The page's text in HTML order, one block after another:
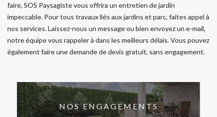
faire, SOS Paysagiste vous offrira un entretien de jardin
impeccable. Pour tous travaux liés aux jardins et parc, faites appel à
nos services. Laissez-nous un message ou bien envoyez un e-mail,
notre équipe vous rappeler à dans les meilleurs délais. Vous pouvez
également faire une demande de devis gratuit, sans engagement.
NOS ENGAGEMENTS